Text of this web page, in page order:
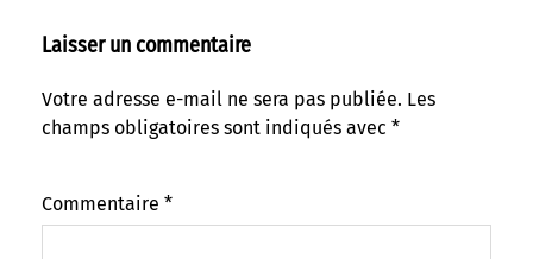
Laisser un commentaire
Votre adresse e-mail ne sera pas publiée. Les
champs obligatoires sont indiqués avec *
Commentaire *